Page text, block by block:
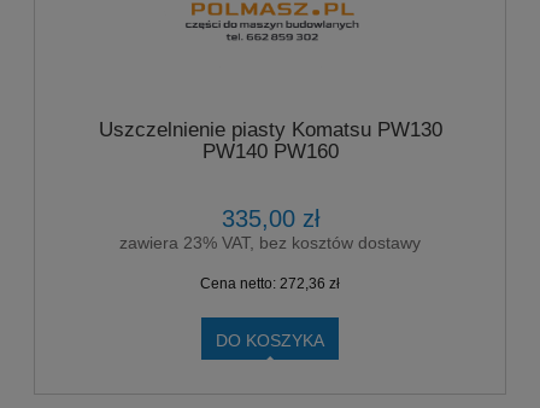
Uszczelnienie piasty Komatsu PW130
PW140 PW160
335,00 zł
zawiera 23% VAT, bez kosztów dostawy
Cena netto: 272,36 zł
DO KOSZYKA